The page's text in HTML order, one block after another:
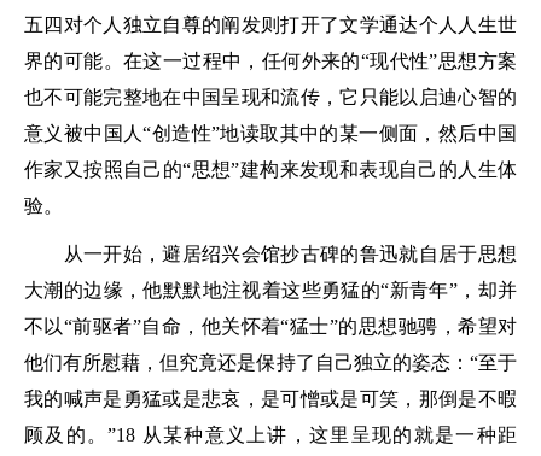
五四对个人独立自尊的阐发则打开了文学通达个人人生世
界的可能。在这一过程中，任何外来的“现代性”思想方案
也不可能完整地在中国呈现和流传，它只能以启迪心智的
意义被中国人“创造性”地读取其中的某一侧面，然后中国
作家又按照自己的“思想”建构来发现和表现自己的人生体
验。
从一开始，避居绍兴会馆抄古碑的鲁迅就自居于思想
大潮的边缘，他默默地注视着这些勇猛的“新青年”，却并
不以“前驱者”自命，他关怀着“猛士”的思想驰骋，希望对
他们有所慰藉，但究竟还是保持了自己独立的姿态：“至于
我的喊声是勇猛或是悲哀，是可憎或是可笑，那倒是不暇
顾及的。”18 从某种意义上讲，这里呈现的就是一种距